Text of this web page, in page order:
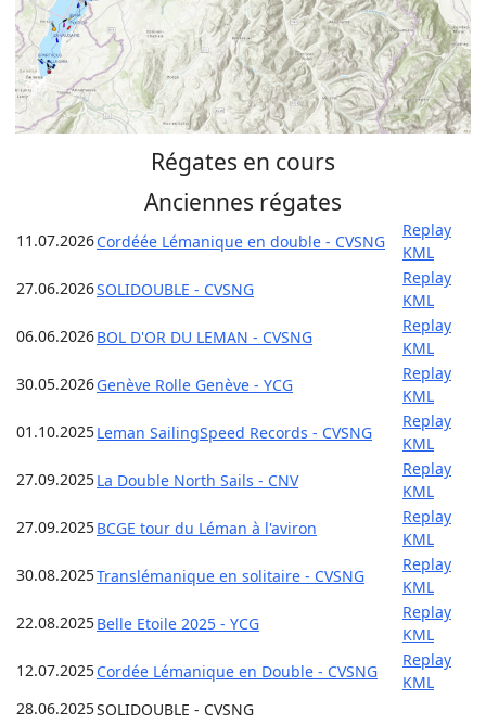
Régates en cours
Anciennes régates
11.07.2026Cordéée Lémanique en double - CVSNG
Replay
KML
27.06.2026SOLIDOUBLE - CVSNG
Replay
KML
06.06.2026BOL D'OR DU LEMAN - CVSNG
Replay
KML
30.05.2026Genève Rolle Genève - YCG
Replay
KML
01.10.2025Leman SailingSpeed Records - CVSNG
Replay
KML
27.09.2025La Double North Sails - CNV
Replay
KML
27.09.2025BCGE tour du Léman à l'aviron
Replay
KML
30.08.2025Translémanique en solitaire - CVSNG
Replay
KML
22.08.2025Belle Etoile 2025 - YCG
Replay
KML
12.07.2025Cordée Lémanique en Double - CVSNG
Replay
KML
28.06.2025SOLIDOUBLE - CVSNG